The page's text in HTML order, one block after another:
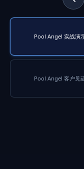
Pool Angel 实战演
Pool Angel 客户见